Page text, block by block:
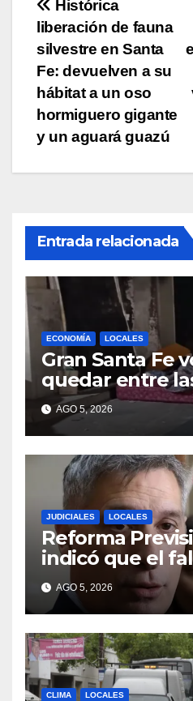
k
Navegación
de
entradas
Histórica
liberación de fauna
silvestre en Santa
Fe: devuelven a su
hábitat a un oso
hormiguero gigante
y un aguará guazú
Entrada relacionada
ECONOMÍA LOCALES
Gran Santa Fe
quedar entre
regiones con
del país
AGO 5, 2026
JUDICIALES LOCALES
Reforma
indicó que el
Justicia tiene
ético y ratificó
Provincia
Corte Nacional
AGO 5, 2026
CLIMA LOCALES